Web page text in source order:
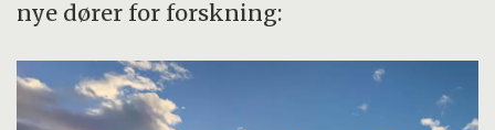
nye dører for forskning: